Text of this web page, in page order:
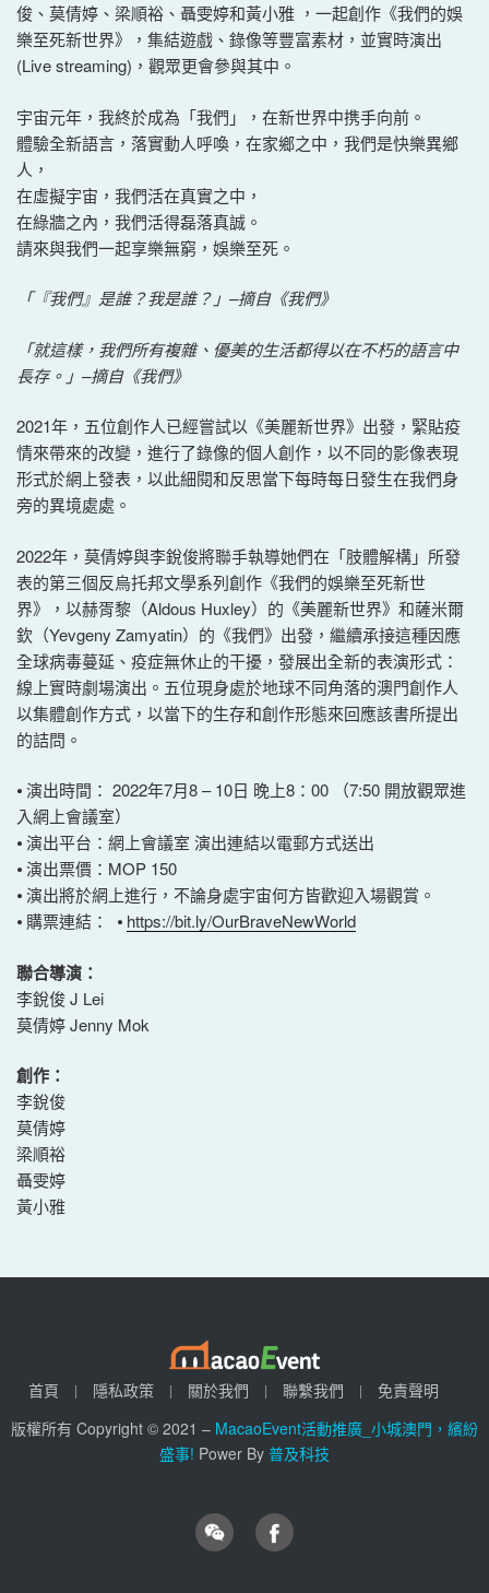
俊、莫倩婷、梁順裕、聶雯婷和黃小雅 ，一起創作《我們的娛
樂至死新世界》，集結遊戲、錄像等豐富素材，並實時演出
(Live streaming)，觀眾更會參與其中。
宇宙元年，我終於成為「我們」，在新世界中携手向前。
體驗全新語言，落實動人呼喚，在家鄉之中，我們是快樂異鄉
人，
在虛擬宇宙，我們活在真實之中，
在綠牆之內，我們活得磊落真誠。
請來與我們一起享樂無窮，娛樂至死。
「『我們』是誰？我是誰？」–摘自《我們》
「就這樣，我們所有複雜、優美的生活都得以在不朽的語言中
長存。」–摘自《我們》
2021年，五位創作人已經嘗試以《美麗新世界》出發，緊貼疫
情來帶來的改變，進行了錄像的個人創作，以不同的影像表現
形式於網上發表，以此細閱和反思當下每時每日發生在我們身
旁的異境處處。
2022年，莫倩婷與李銳俊將聯手執導她們在「肢體解構」所發
表的第三個反烏托邦文學系列創作《我們的娛樂至死新世
界》，以赫胥黎（Aldous Huxley）的《美麗新世界》和薩米爾
欽（Yevgeny Zamyatin）的《我們》出發，繼續承接這種因應
全球病毒蔓延、疫症無休止的干擾，發展出全新的表演形式：
線上實時劇場演出。五位現身處於地球不同角落的澳門創作人
以集體創作方式，以當下的生存和創作形態來回應該書所提出
的詰問。
⦁ 演出時間： 2022年7月8 – 10日 晚上8：00 （7:50 開放觀眾進
入網上會議室）
⦁ 演出平台：網上會議室 演出連結以電郵方式送出
⦁ 演出票價：MOP 150
⦁ 演出將於網上進行，不論身處宇宙何方皆歡迎入場觀賞。
⦁ 購票連結： ⦁ https://bit.ly/OurBraveNewWorld
聯合導演：
李銳俊 J Lei
莫倩婷 Jenny Mok
創作：
李銳俊
莫倩婷
梁順裕
聶雯婷
黃小雅
首頁 隱私政策 關於我們 聯繫我們
免責聲明
版權所有 Copyright © 2021 – MacaoEvent活動推廣_小城澳門，繽紛
盛事! Power By 普及科技